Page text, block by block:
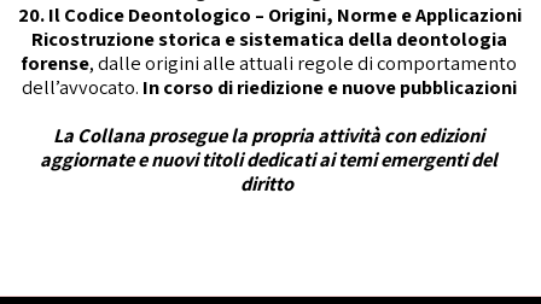
20. Il Codice Deontologico – Origini, Norme e Applicazioni
Ricostruzione storica e sistematica della deontologia
forense, dalle origini alle attuali regole di comportamento
dell’avvocato. In corso di riedizione e nuove pubblicazioni
La Collana prosegue la propria attività con edizioni
aggiornate e nuovi titoli dedicati ai temi emergenti del
diritto